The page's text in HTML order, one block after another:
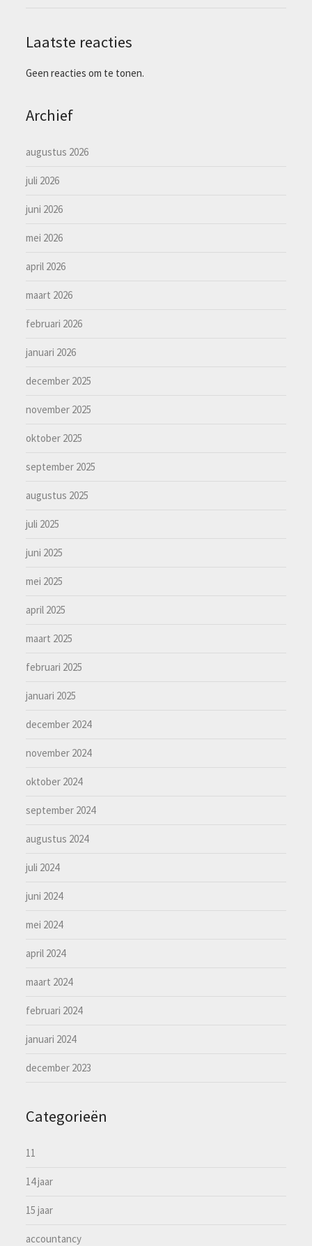
Laatste reacties
Geen reacties om te tonen.
Archief
augustus 2026
juli 2026
juni 2026
mei 2026
april 2026
maart 2026
februari 2026
januari 2026
december 2025
november 2025
oktober 2025
september 2025
augustus 2025
juli 2025
juni 2025
mei 2025
april 2025
maart 2025
februari 2025
januari 2025
december 2024
november 2024
oktober 2024
september 2024
augustus 2024
juli 2024
juni 2024
mei 2024
april 2024
maart 2024
februari 2024
januari 2024
december 2023
Categorieën
11
14 jaar
15 jaar
accountancy